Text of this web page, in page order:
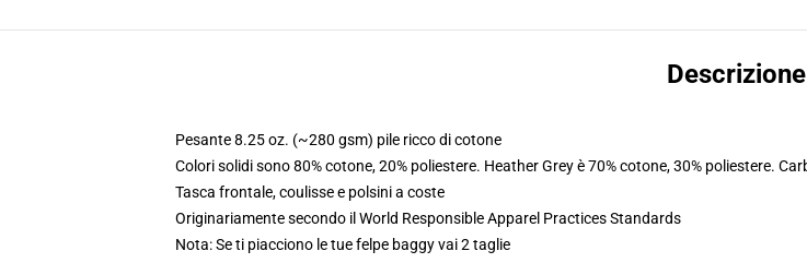
Descrizione
Pesante 8.25 oz. (~280 gsm) pile ricco di cotone
Colori solidi sono 80% cotone, 20% poliestere. Heather Grey è 70% cotone, 30% poliestere.
Tasca frontale, coulisse e polsini a coste
Originariamente secondo il World Responsible Apparel Practices Standards
Nota: Se ti piacciono le tue felpe baggy vai 2 taglie